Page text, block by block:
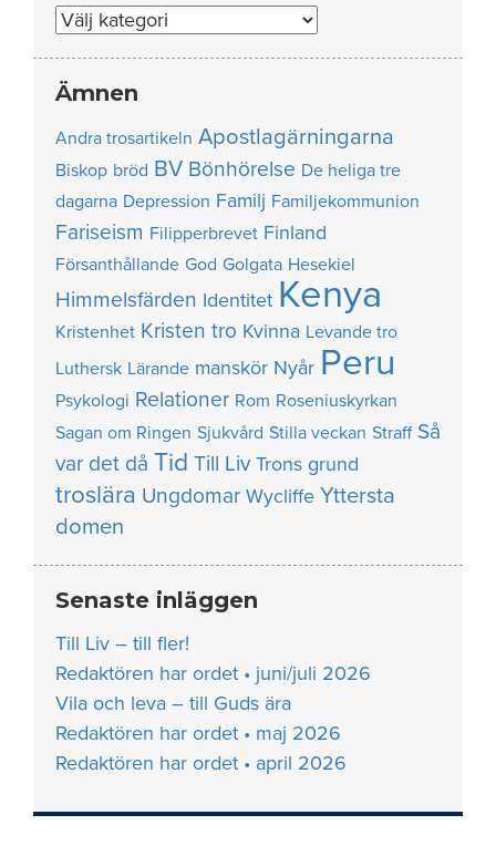
Nummer
Ämnen
Andra trosartikeln Apostlagärningarna
Biskop bröd BV Bönhörelse De heliga tre
dagarna Depression Familj Familjekommunion
Fariseism Filipperbrevet Finland
Försanthållande God Golgata Hesekiel
Himmelsfärden Identitet Kenya
Kristenhet Kristen tro Kvinna Levande tro
Luthersk Lärande manskör Nyår Peru
Psykologi Relationer Rom Roseniuskyrkan
Sagan om Ringen Sjukvård Stilla veckan Straff Så
var det då Tid Till Liv Trons grund
troslära Ungdomar Wycliffe Yttersta
domen
Senaste inläggen
Till Liv – till fler!
Redaktören har ordet • juni/juli 2026
Vila och leva – till Guds ära
Redaktören har ordet • maj 2026
Redaktören har ordet • april 2026